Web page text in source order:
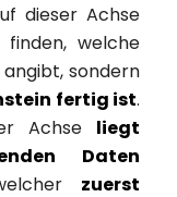
dieser Achse
finden, welche
sondern
fertig ist.
Achse liegt
Daten
zuerst